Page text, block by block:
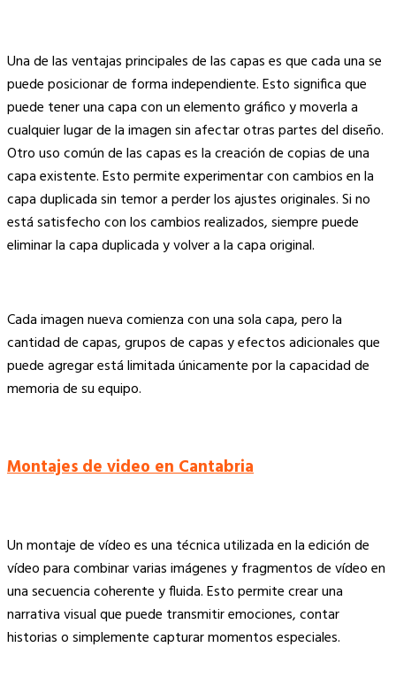
Una de las ventajas principales de las capas es que cada una se
puede posicionar de forma independiente. Esto significa que
puede tener una capa con un elemento gráfico y moverla a
cualquier lugar de la imagen sin afectar otras partes del diseño.
Otro uso común de las capas es la creación de copias de una
capa existente. Esto permite experimentar con cambios en la
capa duplicada sin temor a perder los ajustes originales. Si no
está satisfecho con los cambios realizados, siempre puede
eliminar la capa duplicada y volver a la capa original.
Cada imagen nueva comienza con una sola capa, pero la
cantidad de capas, grupos de capas y efectos adicionales que
puede agregar está limitada únicamente por la capacidad de
memoria de su equipo.
Montajes de video en Cantabria
Un montaje de vídeo es una técnica utilizada en la edición de
vídeo para combinar varias imágenes y fragmentos de vídeo en
una secuencia coherente y fluida. Esto permite crear una
narrativa visual que puede transmitir emociones, contar
historias o simplemente capturar momentos especiales.